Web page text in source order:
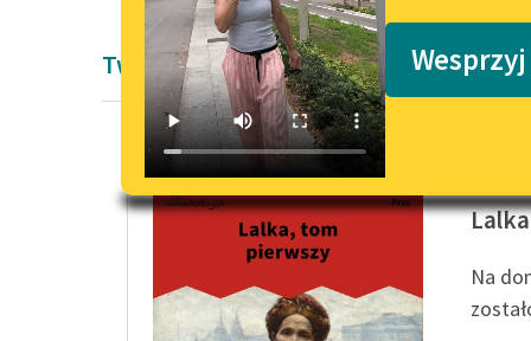
Twórczość Bolesław Prus
Na